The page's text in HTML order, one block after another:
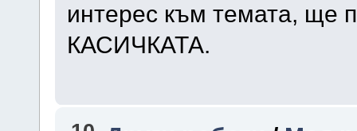
интерес към темата, ще
КАСИЧКАТА.